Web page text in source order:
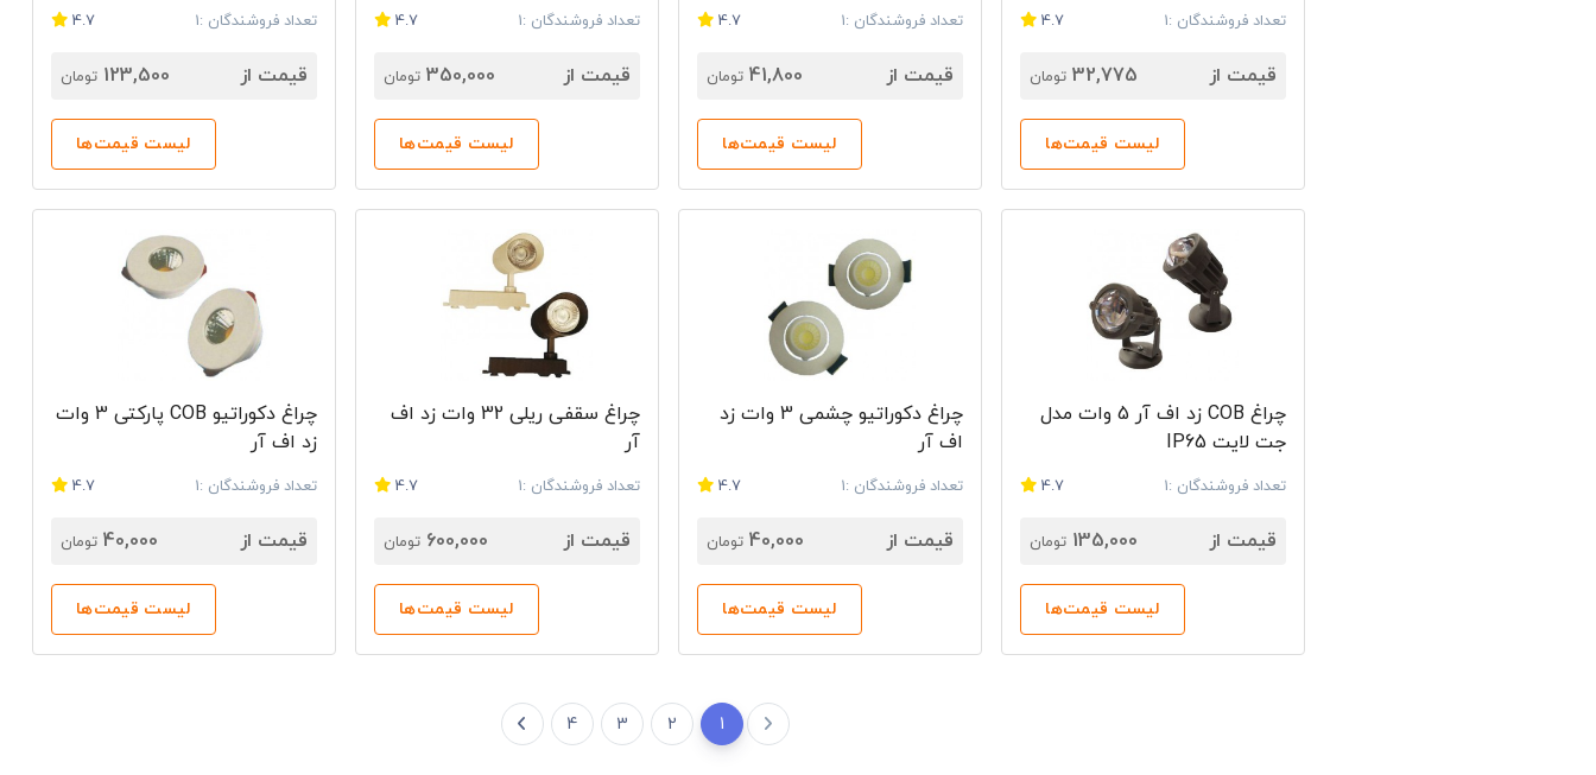
تعداد فروشندگان :1 4.7
قیمت از 32,775 تومان
لیست قیمت‌ها
تعداد فروشندگان :1 4.7
قیمت از 41,800 تومان
لیست قیمت‌ها
تعداد فروشندگان :1 4.7
قیمت از 350,000 تومان
لیست قیمت‌ها
تعداد فروشندگان :1 4.7
قیمت از 123,500 تومان
لیست قیمت‌ها
چراغ COB زد اف آر 5 وات مدل
جت لایت IP65
تعداد فروشندگان :1 4.7
قیمت از 135,000 تومان
لیست قیمت‌ها
چراغ دکوراتیو چشمی 3 وات زد
اف آر
تعداد فروشندگان :1 4.7
قیمت از 40,000 تومان
لیست قیمت‌ها
چراغ سقفی ریلی 32 وات زد اف
آر
تعداد فروشندگان :1 4.7
قیمت از 600,000 تومان
لیست قیمت‌ها
چراغ دکوراتیو COB پارکتی 3 وات
زد اف آر
تعداد فروشندگان :1 4.7
قیمت از 40,000 تومان
لیست قیمت‌ها
1
2
3
4